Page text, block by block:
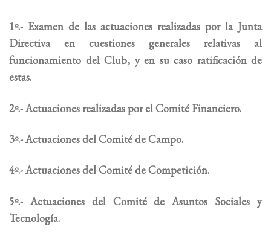
1º.- Examen de las actuaciones realizadas por la Junta
Directiva en cuestiones generales relativas al
funcionamiento del Club, y en su caso ratificación de
estas.
2º.- Actuaciones realizadas por el Comité Financiero.
3º.- Actuaciones del Comité de Campo.
4º.- Actuaciones del Comité de Competición.
5º.- Actuaciones del Comité de Asuntos Sociales y
Tecnología.